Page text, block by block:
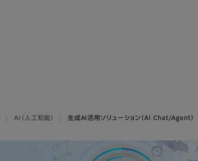
AI（人工知能） 生成AI活用ソリューション（AI Chat/Agent）